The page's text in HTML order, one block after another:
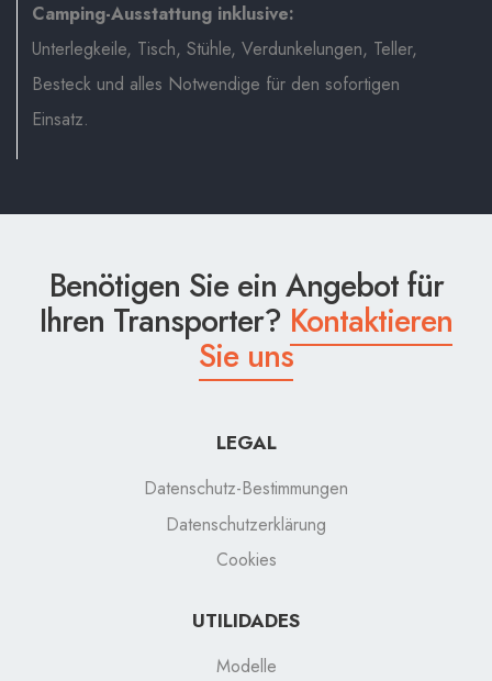
Camping-Ausstattung inklusive:
Unterlegkeile, Tisch, Stühle, Verdunkelungen, Teller,
Besteck und alles Notwendige für den sofortigen
Einsatz.
Benötigen Sie ein Angebot für
Ihren Transporter? Kontaktieren
Sie uns
LEGAL
Datenschutz-Bestimmungen
Datenschutzerklärung
Cookies
UTILIDADES
Modelle